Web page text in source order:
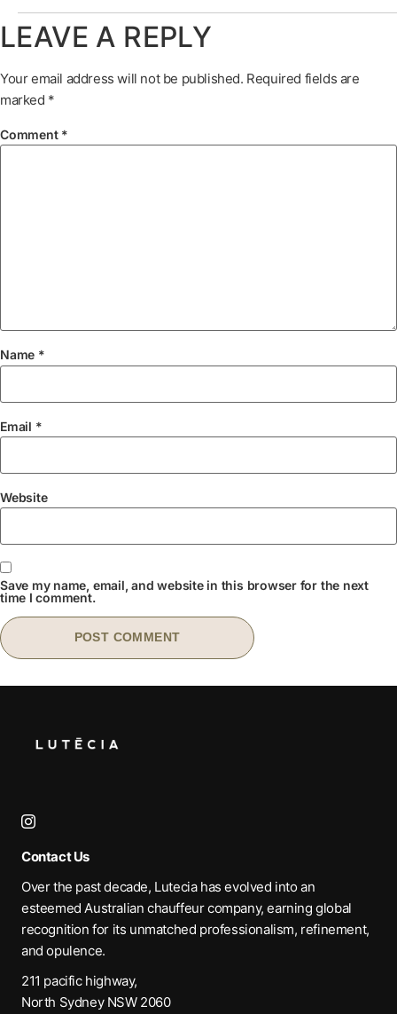
LEAVE A REPLY
Your email address will not be published. Required fields are
marked *
Comment *
Name *
Email *
Website
Save my name, email, and website in this browser for the next
time I comment.
Contact Us
Over the past decade, Lutecia has evolved into an
esteemed Australian chauffeur company, earning global
recognition for its unmatched professionalism, refinement,
and opulence.
211 pacific highway,
North Sydney NSW 2060